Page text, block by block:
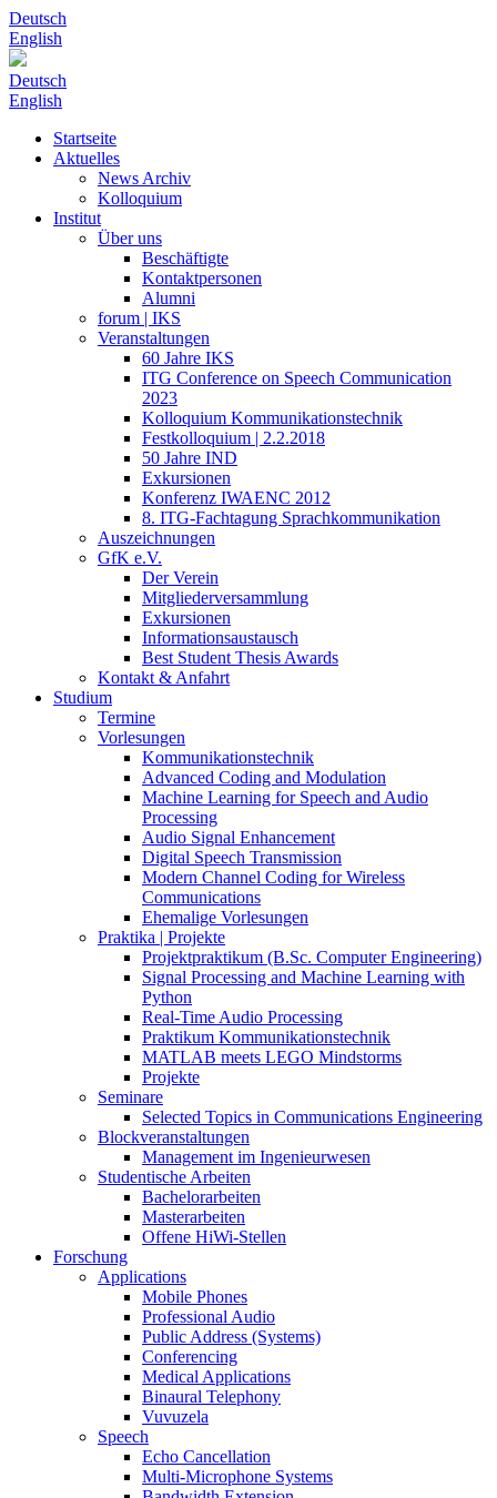
Deutsch
English
Deutsch
English
Startseite
Aktuelles
News Archiv
Kolloquium
Institut
Über uns
Beschäftigte
Kontaktpersonen
Alumni
forum | IKS
Veranstaltungen
60 Jahre IKS
ITG Conference on Speech Communication
2023
Kolloquium Kommunikationstechnik
Festkolloquium | 2.2.2018
50 Jahre IND
Exkursionen
Konferenz IWAENC 2012
8. ITG-Fachtagung Sprachkommunikation
Auszeichnungen
GfK e.V.
Der Verein
Mitgliederversammlung
Exkursionen
Informationsaustausch
Best Student Thesis Awards
Kontakt & Anfahrt
Studium
Termine
Vorlesungen
Kommunikationstechnik
Advanced Coding and Modulation
Machine Learning for Speech and Audio
Processing
Audio Signal Enhancement
Digital Speech Transmission
Modern Channel Coding for Wireless
Communications
Ehemalige Vorlesungen
Praktika | Projekte
Projektpraktikum (B.Sc. Computer Engineering)
Signal Processing and Machine Learning with
Python
Real-Time Audio Processing
Praktikum Kommunikationstechnik
MATLAB meets LEGO Mindstorms
Projekte
Seminare
Selected Topics in Communications Engineering
Blockveranstaltungen
Management im Ingenieurwesen
Studentische Arbeiten
Bachelorarbeiten
Masterarbeiten
Offene HiWi-Stellen
Forschung
Applications
Mobile Phones
Professional Audio
Public Address (Systems)
Conferencing
Medical Applications
Binaural Telephony
Vuvuzela
Speech
Echo Cancellation
Multi-Microphone Systems